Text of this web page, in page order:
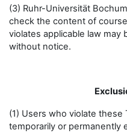
(3) Ruhr-Universität
check the content of
violates applicable law
without notice.
(1) Users who violate these
temporarily or permanently